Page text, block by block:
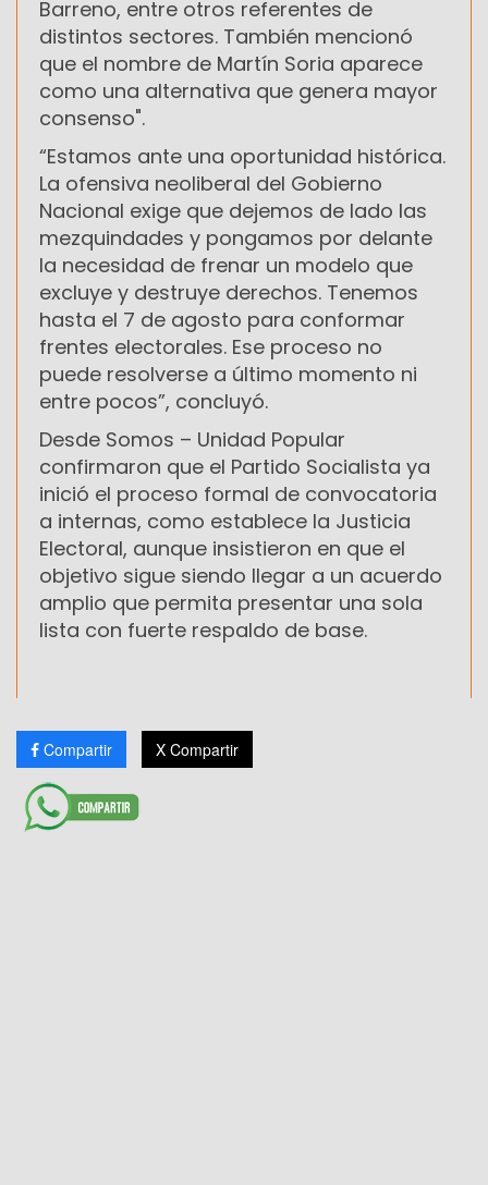
Barreno, entre otros referentes de
distintos sectores. También mencionó
que el nombre de Martín Soria aparece
como una alternativa que genera mayor
consenso".
“Estamos ante una oportunidad histórica.
La ofensiva neoliberal del Gobierno
Nacional exige que dejemos de lado las
mezquindades y pongamos por delante
la necesidad de frenar un modelo que
excluye y destruye derechos. Tenemos
hasta el 7 de agosto para conformar
frentes electorales. Ese proceso no
puede resolverse a último momento ni
entre pocos”, concluyó.
Desde Somos – Unidad Popular
confirmaron que el Partido Socialista ya
inició el proceso formal de convocatoria
a internas, como establece la Justicia
Electoral, aunque insistieron en que el
objetivo sigue siendo llegar a un acuerdo
amplio que permita presentar una sola
lista con fuerte respaldo de base.
Compartir X Compartir